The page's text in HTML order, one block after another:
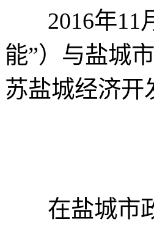
2016年11月
能”）与盐城
苏盐城经济开
在盐城市政